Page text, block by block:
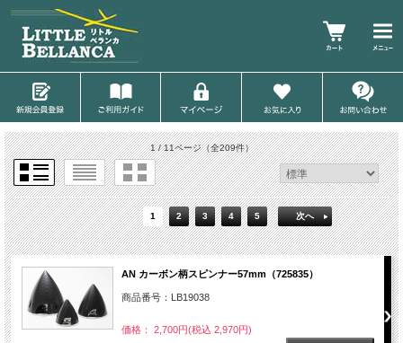
1 / 11ページ（全209件）
1 2 3 4 5 次へ
AN カーボン柄スピンナー57mm（725835）
商品番号：LB19038
価格： 2,700円(税込 2,970円)